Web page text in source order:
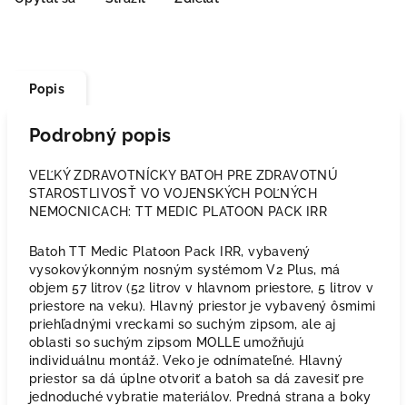
Popis
Podrobný popis
VEĽKÝ ZDRAVOTNÍCKY BATOH PRE ZDRAVOTNÚ
STAROSTLIVOSŤ VO VOJENSKÝCH POĽNÝCH
NEMOCNICACH: TT MEDIC PLATOON PACK IRR
Batoh TT Medic Platoon Pack IRR, vybavený
vysokovýkonným nosným systémom V2 Plus, má
objem 57 litrov (52 litrov v hlavnom priestore, 5 litrov v
priestore na veku). Hlavný priestor je vybavený ôsmimi
priehľadnými vreckami so suchým zipsom, ale aj
oblasti so suchým zipsom MOLLE umožňujú
individuálnu montáž. Veko je odnímateľné. Hlavný
priestor sa dá úplne otvoriť a batoh sa dá zavesiť pre
jednoduché vybratie materiálov. Predná strana a boky